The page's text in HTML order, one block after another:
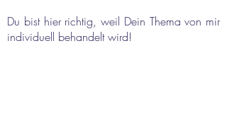
Du bist hier richtig, weil Dein Thema von mir
individuell behandelt wird!